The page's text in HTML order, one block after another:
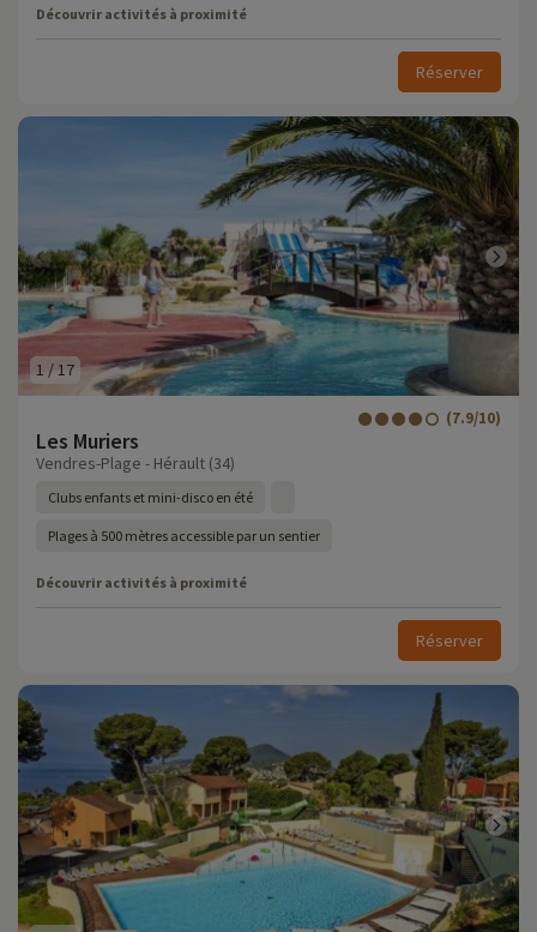
Découvrir activités à proximité
Réserver
1 / 17
Les Muriers
(7.9/10)
Vendres-Plage - Hérault (34)
Clubs enfants et mini-disco en été
Plages à 500 mètres accessible par un sentier
Découvrir activités à proximité
Réserver